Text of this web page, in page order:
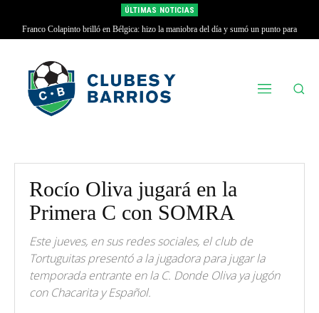
ÚLTIMAS NOTICIAS
Franco Colapinto brilló en Bélgica: hizo la maniobra del día y sumó un punto para
Alpine
Rocío Oliva jugará en la
Primera C con SOMRA
Este jueves, en sus redes sociales, el club de
Tortuguitas presentó a la jugadora para jugar la
temporada entrante en la C. Donde Oliva ya jugón
con Chacarita y Español.